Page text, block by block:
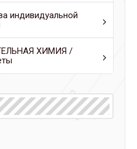
индивидуальной
ХИМИЯ /